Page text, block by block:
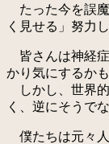
たった今を誤魔
く見せる」努力
皆さんは神経
かり気にするか
しかし、世界
く、逆にそうで
僕たちは元々